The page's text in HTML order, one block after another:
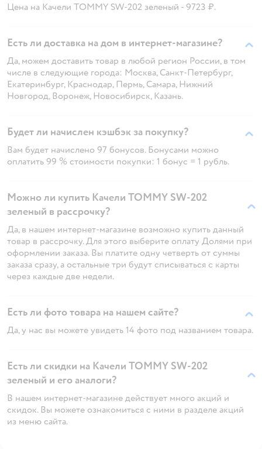
Цена на Качели TOMMY SW-202 зеленый - 9723 ₽.
Есть ли доставка на дом в интернет-магазине?
Да, можем доставить товар в любой регион России, в том
числе в следующие города: Москва, Санкт-Петербург,
Екатеринбург, Краснодар, Пермь, Самара, Нижний
Новгород, Воронеж, Новосибирск, Казань.
Будет ли начислен кэшбэк за покупку?
Вам будет начислено 97 бонусов. Бонусами можно
оплатить 99 % стоимости покупки: 1 бонус = 1 рубль.
Можно ли купить Качели TOMMY SW-202
зеленый в рассрочку?
Да, в нашем интернет-магазине возможно купить данный
товар в рассрочку. Для этого выберите оплату Долями при
оформлении заказа. Вы платите одну четверть от суммы
заказа сразу, а остальные три будут списываться с карты
через каждые две недели.
Есть ли фото товара на нашем сайте?
Да, у нас вы можете увидеть 14 фото под названием товара.
Есть ли скидки на Качели TOMMY SW-202
зеленый и его аналоги?
В нашем интернет-магазине действует много акций и
скидок. Вы можете ознакомиться с ними в разделе акций
из меню сайта.